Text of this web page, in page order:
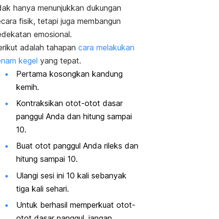
hanya menunjukkan dukungan
fisik, tetapi juga membangun
emosional.
adalah tahapan cara melakukan
kegel yang tepat.
Pertama kosongkan kandung
kemih.
Kontraksikan otot-otot dasar
panggul Anda dan hitung sampai
10.
Buat otot panggul Anda rileks dan
hitung sampai 10.
Ulangi sesi ini 10 kali sebanyak
tiga kali sehari.
Untuk berhasil memperkuat otot-